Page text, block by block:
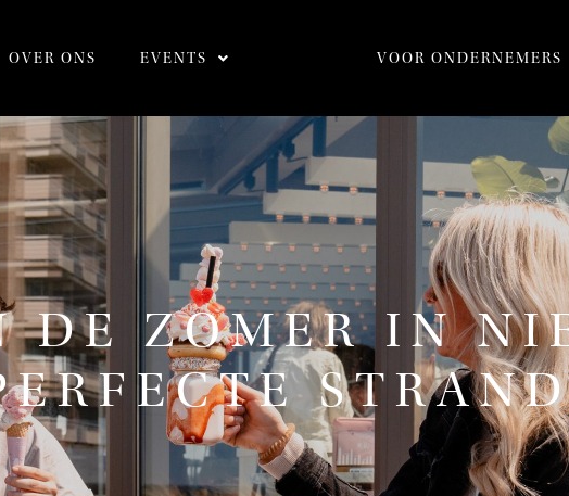
OVER ONS EVENTS VOOR ONDERNEMERS
DE ZOMER IN